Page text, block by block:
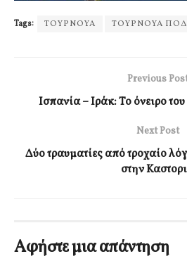
Tags: ΤΟΥΡΝΟΥΑ ΤΟΥΡΝΟΥΑ
Previous
Ισπανία – Ιράκ: Το όνειρο
Next Post
Δύο τραυματίες από τροχαίο
στην
Αφήστε μια απάντηση